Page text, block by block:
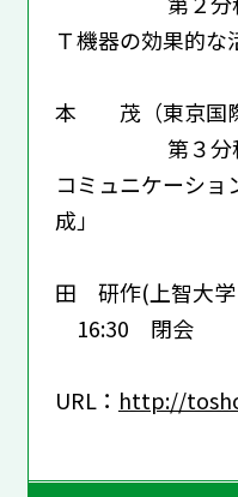
Ｔ機器の効果的な
講
本 茂（東京国
第３分科会
コミュニケーシ
成」
講
田 研作(上智大
16:30 閉会
URL： http://